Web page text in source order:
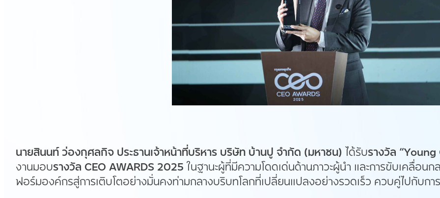
นายสินนท์ ว่องกุศลกิจ ประธานเจ้าหน้าที่บริหาร บริษัท บ้านปู จำกัด (มหาชน) ได้รับรางวัล “Young
งานมอบรางวัล CEO AWARDS 2025 ในฐานะผู้ที่มีความโดดเด่นด้านภาวะผู้นำ และการขับเคลื่อน
ฟอร์มองค์กรสู่การเติบโตอย่างมั่นคงท่ามกลางบริบทโลกที่เปลี่ยนแปลงอย่างรวดเร็ว ควบคู่ไปกับก